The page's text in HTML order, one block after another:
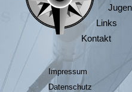
Links
Kontakt
Impressum
Datenschutz